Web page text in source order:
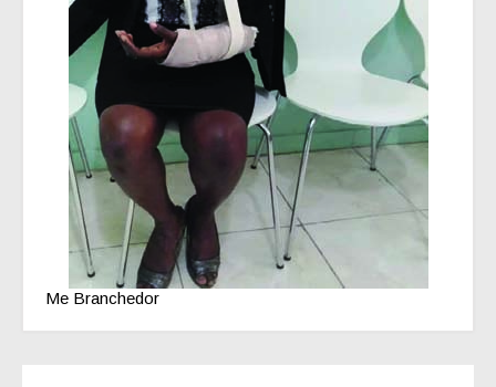
Me Branchedor